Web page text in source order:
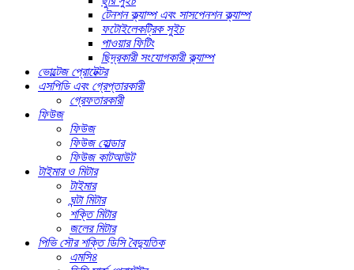
টেনশন ক্ল্যাম্প এবং সাসপেনশন ক্ল্যাম্প
ফটোইলেকট্রিক সুইচ
পাওয়ার ফিটিং
ছিদ্রকারী সংযোগকারী ক্ল্যাম্প
ভোল্টেজ প্রোটেক্টর
এসপিডি এবং গ্রেপ্তারকারী
গ্রেফতারকারী
ফিউজ
ফিউজ
ফিউজ হোল্ডার
ফিউজ কাটআউট
টাইমার ও মিটার
টাইমার
ঘন্টা মিটার
শক্তি মিটার
জলের মিটার
পিভি সৌর শক্তি ডিসি বৈদ্যুতিক
এমসি৪